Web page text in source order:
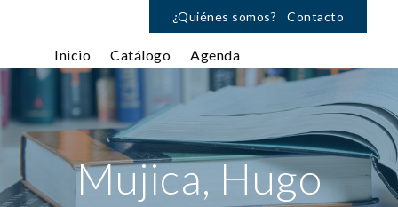
¿Quiénes somos? Contacto
Inicio Catálogo Agenda
Mujica, Hugo